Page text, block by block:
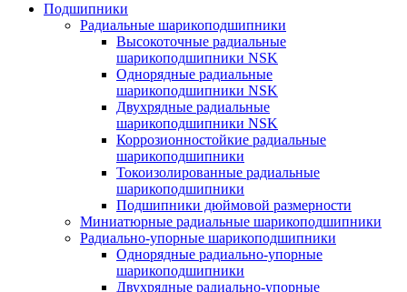
Подшипники
Радиальные шарикоподшипники
Высокоточные радиальные
шарикоподшипники NSK
Однорядные радиальные
шарикоподшипники NSK
Двухрядные радиальные
шарикоподшипники NSK
Коррозионностойкие радиальные
шарикоподшипники
Токоизолированные радиальные
шарикоподшипники
Подшипники дюймовой размерности
Миниатюрные радиальные шарикоподшипники
Радиально-упорные шарикоподшипники
Однорядные радиально-упорные
шарикоподшипники
Двухрядные радиально-упорные